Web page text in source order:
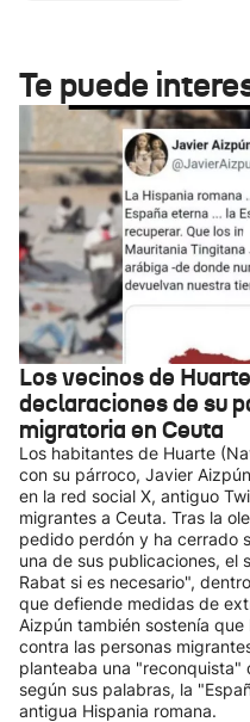
Te puede
Los vecinos de
declaraciones de su
migratoria en Ceuta
Los habitantes de Huarte
con su párroco, Javier
en la red social X, antiguo
migrantes a Ceuta. Tras la
pedido perdón y ha cerrado
una de sus publicaciones, el
Rabat si es necesario",
que defiende medidas de
Aizpún también sostenía
contra las personas
planteaba una "reconquista"
según sus palabras, la
antigua Hispania romana.